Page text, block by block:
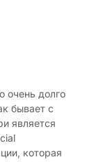
очень долго
бывает с
является
которая